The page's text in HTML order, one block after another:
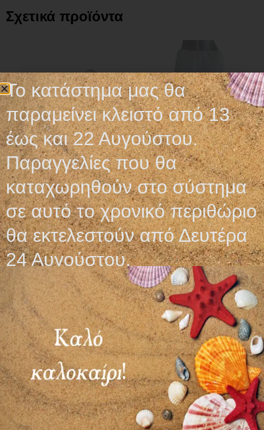
Σχετικά προϊόντα
ΚΑΤΑΓΡΑΦΙΚΟ ΧΑΡΤΙ
SONY UPP-110S FILM
9,90€
Προσθήκη στο καλάθι
ΦΟΥΣΤΑ ΕΞΕΤΑΣΤΙΚΗ
NonWoven
0,45€
Προσθήκη στο καλάθι
ΛΙΠΑΝΤΙΚΟ GEL
ΑΠΟΣΤΕΙΡΩΜΕΝΟ
ΓΑΝΤΙΑ ΔΙΑΦΑΝΗ
ΣΑΓΡΕ
Το κατάστημα μας θα
παραμείνει κλειστό από 13
έως και 22 Αυγούστου.
Παραγγελίες που θα
καταχωρηθούν στο σύστημα
σε αυτό το χρονικό περιθώριο
θα εκτελεστούν από Δευτέρα
24 Αυγούστου.